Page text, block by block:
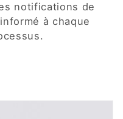
notifications de
à chaque